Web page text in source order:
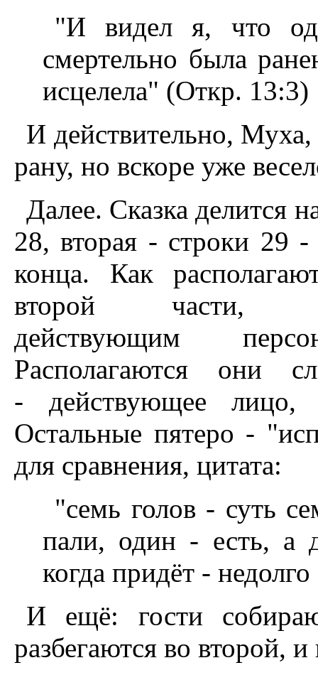
"И видел я, что
смертельно была
исцелела" (Откр. 13:3)
И действительно,
рану, но вскоре уже
Далее. Сказка делится
28, вторая - строки 29
конца. Как
второй части,
действующим
Располагаются они
- действующее
Остальные пятеро -
для сравнения, цитата:
"семь голов - суть
пали, один - есть, а
когда придёт -
И ещё: гости
разбегаются во второй,